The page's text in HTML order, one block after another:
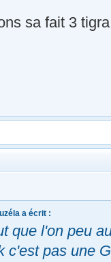
sa fait 3
a écrit :
que l'on peu
c'est pas une